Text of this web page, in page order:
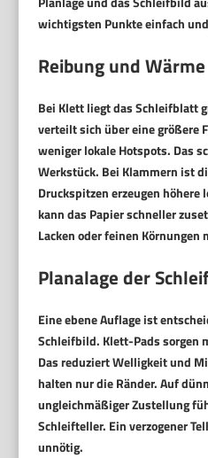
wichtigsten Punkte einfach
Reibung und Wärme
Bei Klettliegt das Schleifblatt
verteilt sich über eine größere
weniger lokale Hotspots. Das
Werkstück. Bei Klammernist
Druckspitzen erzeugen höhere
kann das Papier schneller
Lacken oder feinen Körnungen
Planalage der
Eine ebene Auflage ist
Schleifbild. Klett-Pads sorgen
Das reduziert Welligkeit und
halten nur die Ränder. Auf
ungleichmäßiger Zustellung
Schleifteller. Ein verzogener
unnötig.